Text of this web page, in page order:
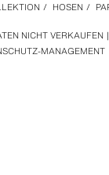
NICHT VERKAUFEN
MANAGEMENT
/ HOSEN /